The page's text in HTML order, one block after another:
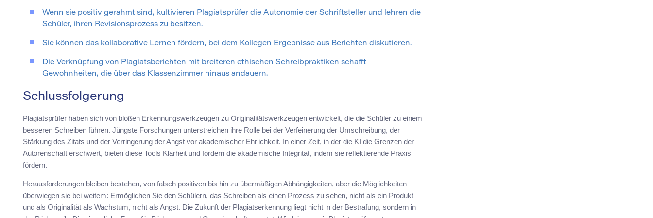
Wenn sie positiv gerahmt sind, kultivieren Plagiatsprüfer die Autonomie der Schriftsteller und lehren die
Schüler, ihren Revisionsprozess zu besitzen.
Sie können das kollaborative Lernen fördern, bei dem Kollegen Ergebnisse aus Berichten diskutieren.
Die Verknüpfung von Plagiatsberichten mit breiteren ethischen Schreibpraktiken schafft
Gewohnheiten, die über das Klassenzimmer hinaus andauern.
Schlussfolgerung
Plagiatsprüfer haben sich von bloßen Erkennungswerkzeugen zu Originalitätswerkzeugen entwickelt, die die Schüler zu einem
besseren Schreiben führen. Jüngste Forschungen unterstreichen ihre Rolle bei der Verfeinerung der Umschreibung, der
Stärkung des Zitats und der Verringerung der Angst vor akademischer Ehrlichkeit. In einer Zeit, in der die KI die Grenzen der
Autorenschaft erschwert, bieten diese Tools Klarheit und fördern die akademische Integrität, indem sie reflektierende Praxis
fördern.
Herausforderungen bleiben bestehen, von falsch positiven bis hin zu übermäßigen Abhängigkeiten, aber die Möglichkeiten
überwiegen sie bei weitem: Ermöglichen Sie den Schülern, das Schreiben als einen Prozess zu sehen, nicht als ein Produkt
und als Originalität als Wachstum, nicht als Angst. Die Zukunft der Plagiatserkennung liegt nicht in der Bestrafung, sondern in